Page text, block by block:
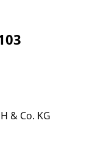
& Co. KG